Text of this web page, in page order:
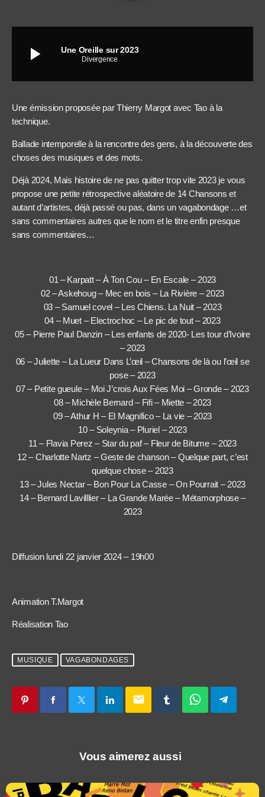
play_arrow Une Oreille sur 2023
Divergence
Une émission proposée par Thierry Margot avec Tao à la
technique.
Ballade intemporelle à la rencontre des gens, à la découverte des
choses des musiques et des mots.
Déjà 2024, Mais histoire de ne pas quitter trop vite 2023 je vous
propose une petite rétrospective aléatoire de 14 Chansons et
autant d’artistes, déjà passé ou pas, dans un vagabondage …et
sans commentaires autres que le nom et le titre enfin presque
sans commentaires…
01 – Karpatt – À Ton Cou – En Escale – 2023
02 – Askehoug – Mec en bois – La Rivière – 2023
03 – Samuel covel – Les Chiens. La Nuit – 2023
04 – Muet – Electrochoc – Le pic de tout – 2023
05 – Pierre Paul Danzin – Les enfants de 2020- Les tour d’Ivoire
– 2023
06 – Juliette – La Lueur Dans L’œil – Chansons de là ou l’œil se
pose – 2023
07 – Petite gueule – Moi J’crois Aux Fées Moi – Gronde – 2023
08 – Michèle Bernard – Fifi – Miette – 2023
09 – Athur H – El Magnifico – La vie – 2023
10 – Soleynia – Pluriel – 2023
11 – Flavia Perez – Star du paf – Fleur de Bitume – 2023
12 – Charlotte Nartz – Geste de chanson – Quelque part, c’est
quelque chose – 2023
13 – Jules Nectar – Bon Pour La Casse – On Pourrait – 2023
14 – Bernard Lavilllier – La Grande Marée – Métamorphose –
2023
Diffusion lundi 22 janvier 2024 – 19h00
Animation T.Margot
Réalisation Tao
MUSIQUE VAGABONDAGES
email
Vous aimerez aussi